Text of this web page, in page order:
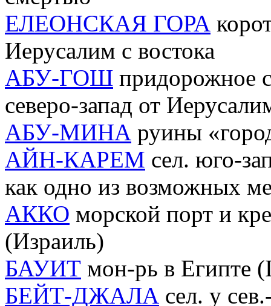
ЕЛЕОНСКАЯ ГОРА
Иерусалим с востока
АБУ-ГОШ придорожное
северо-запад от
АБУ-МИНА руины
АЙН-КАРЕМ сел. юго-
как одно из возможных
АККО морской порт и
(Израиль)
БАУИТ мон-рь в Египте
БЕЙТ-ДЖАЛА сел. у